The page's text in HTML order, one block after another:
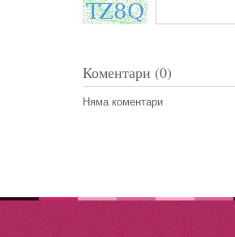
Коментари (0)
Няма коментари